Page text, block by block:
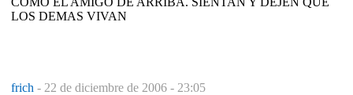
LOS DEMAS VIVAN
frich - 22 de diciembre de 2006 - 23:05